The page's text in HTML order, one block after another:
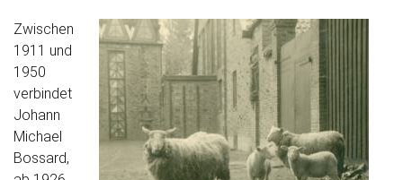
Zwischen
1911 und
1950
verbindet
Johann
Michael
Bossard,